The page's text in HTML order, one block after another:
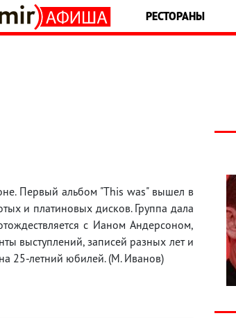
РЕСТОРАНЫ
Первый альбом "This was" вышел в
и платиновых дисков. Группа дала
с Ианом Андерсоном,
выступлений, записей разных лет и
25-летний юбилей. (М. Иванов)